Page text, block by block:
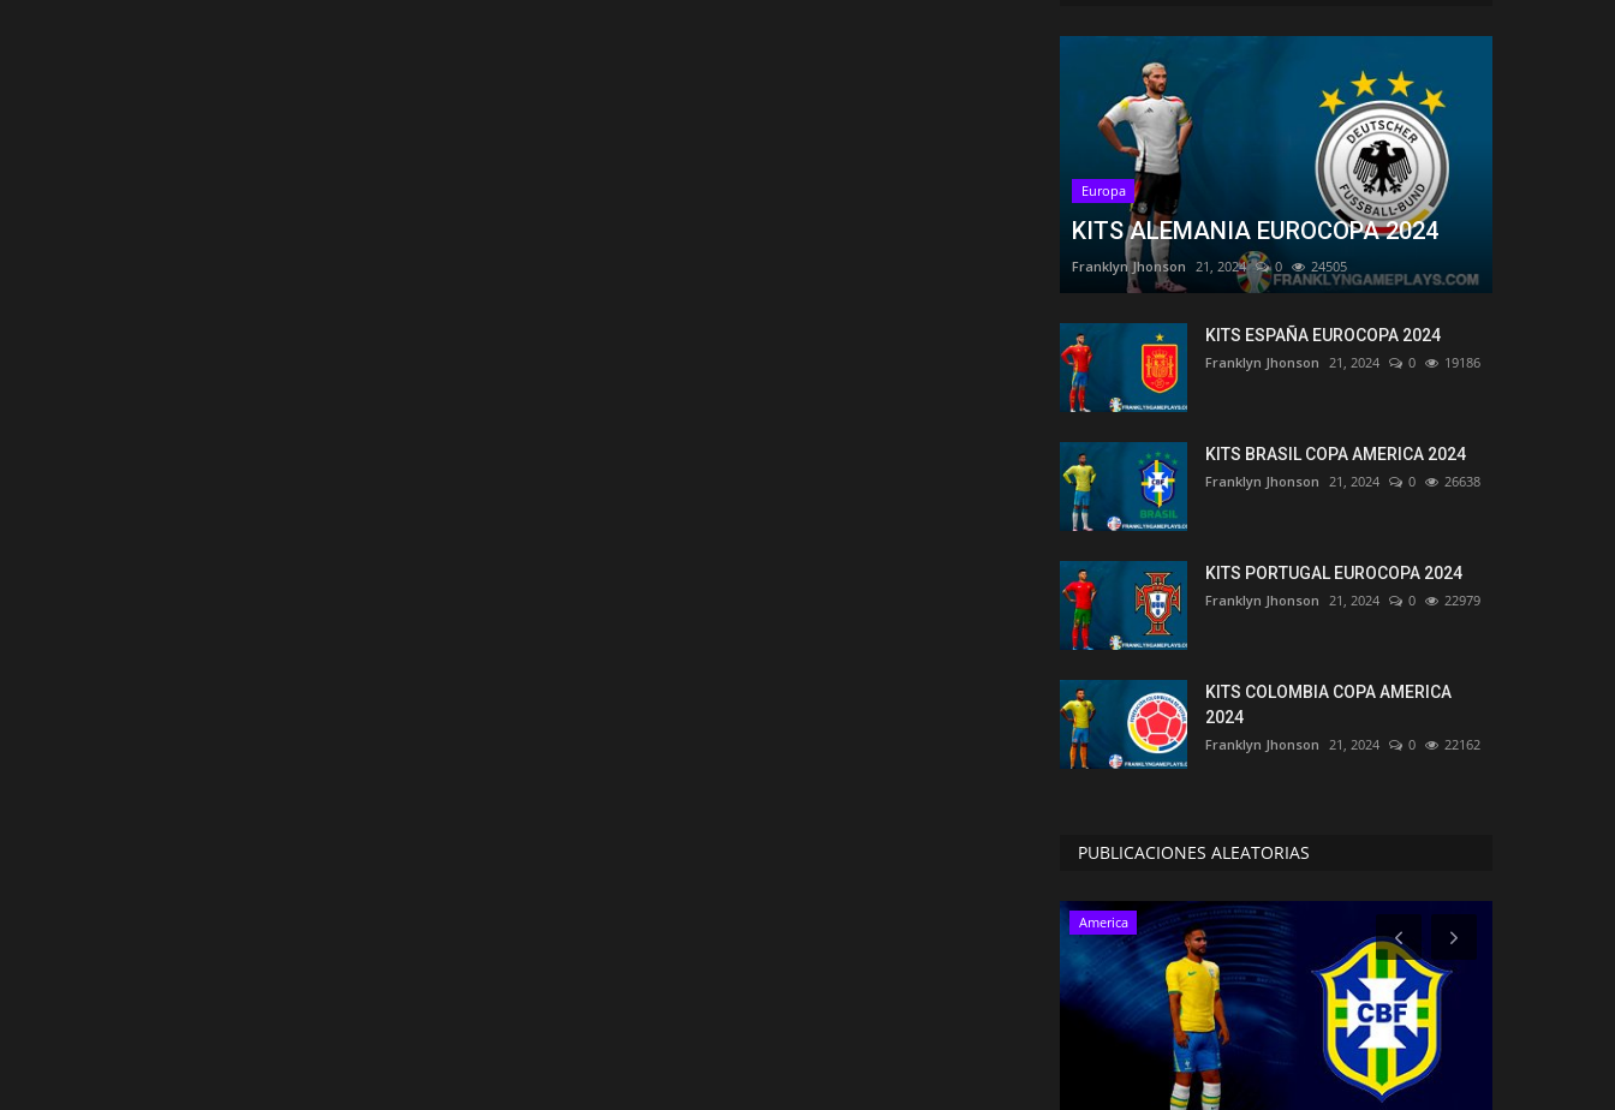
Europa
KITS ALEMANIA EUROCOPA 2024
Franklyn Jhonson 21, 2024 0 24505
KITS ESPAÑA EUROCOPA 2024
Franklyn Jhonson 21, 2024 0 19186
KITS BRASIL COPA AMERICA 2024
Franklyn Jhonson 21, 2024 0 26638
KITS PORTUGAL EUROCOPA 2024
Franklyn Jhonson 21, 2024 0 22979
KITS COLOMBIA COPA AMERICA
2024
Franklyn Jhonson 21, 2024 0 22162
PUBLICACIONES ALEATORIAS
America